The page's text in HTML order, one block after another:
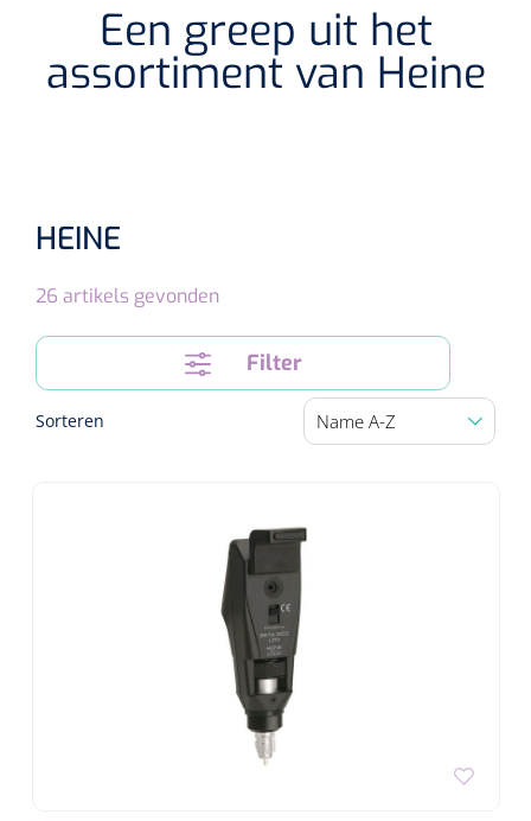
Speculaire Microscopen
Een greep uit het
assortiment van Heine
HEINE
26 artikels gevonden
Filter
Sorteren